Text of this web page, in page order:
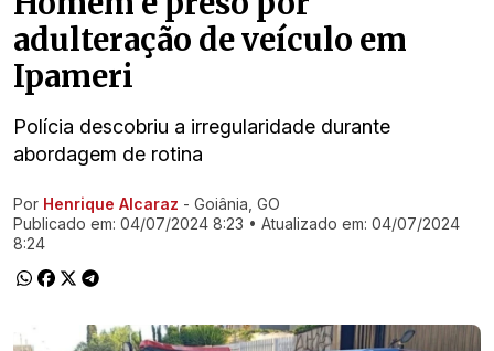
adulteração de veículo em
Ipameri
Polícia descobriu a irregularidade durante
abordagem de rotina
Ir direto pra matéria
Por Henrique Alcaraz - Goiânia, GO
Publicado em: 04/07/2024 8:23 • Atualizado em: 04/07/2024
8:24